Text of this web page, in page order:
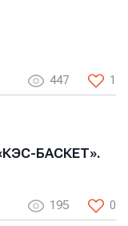
447 1
БАСКЕТ».
195 0